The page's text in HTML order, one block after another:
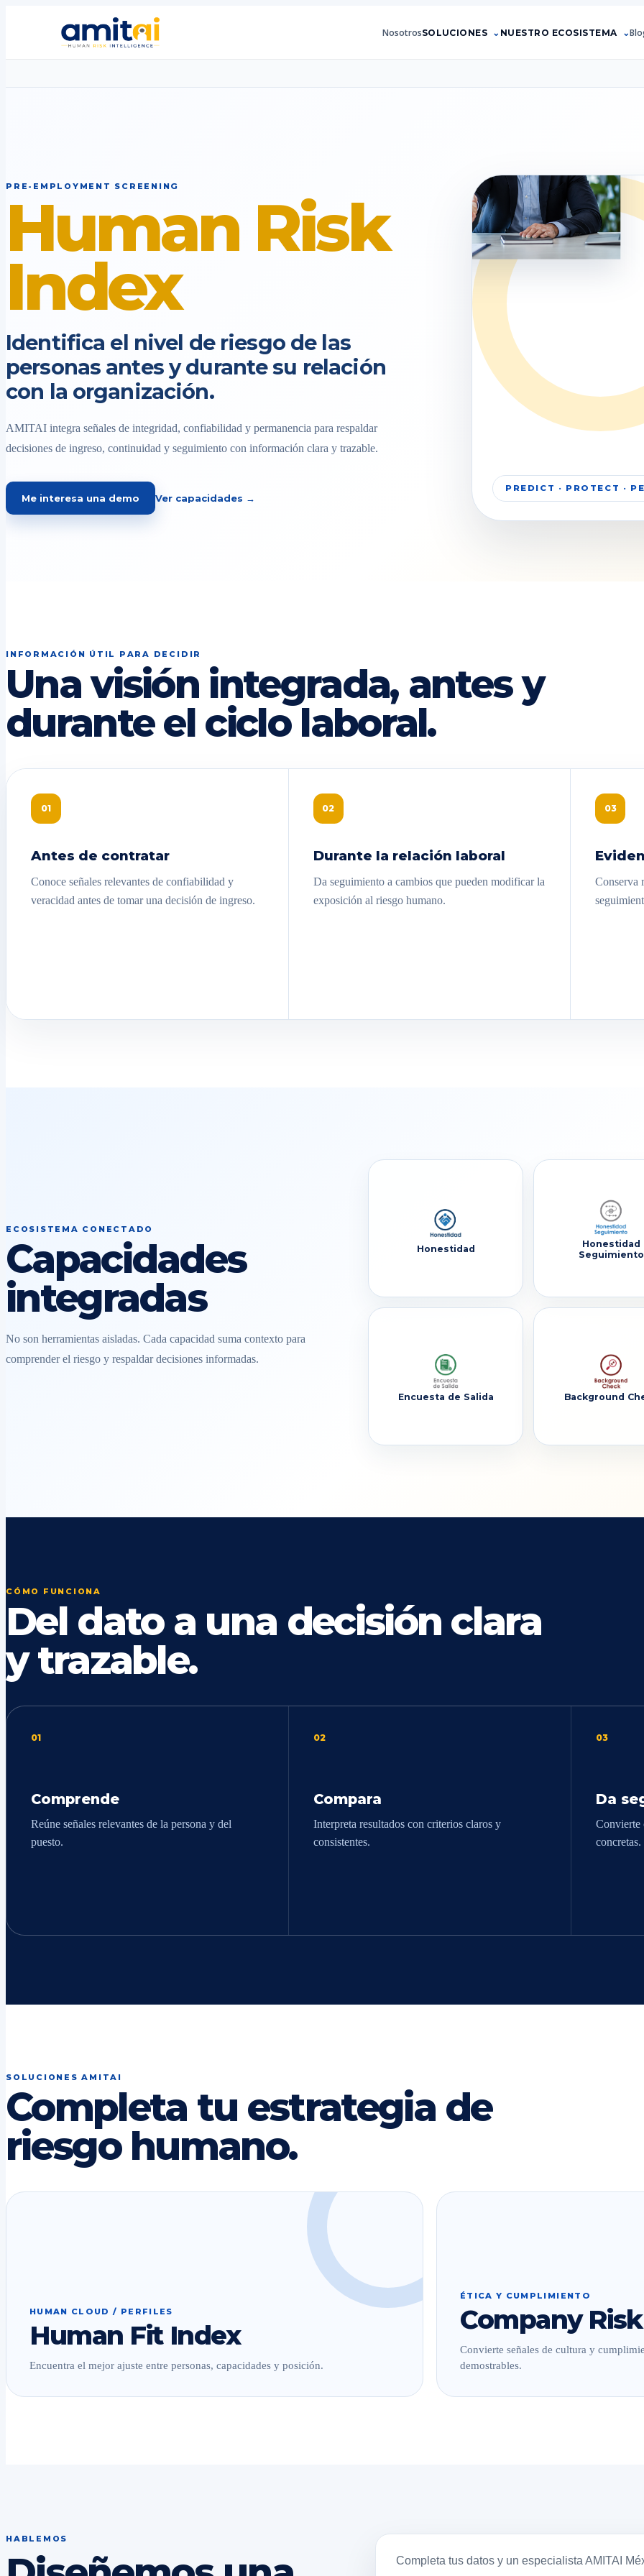
NosotrosSOLUCIONES NUESTRO ECOSISTEMA
PRE-EMPLOYMENT SCREENING
Human Risk
Index
Identifica el nivel de riesgo de las
personas antes y durante su relación
con la organización.
AMITAI integra señales de integridad, confiabilidad y permanencia para respaldar
decisiones de ingreso, continuidad y seguimiento con información clara y trazable.
Me interesa una demo Ver capacidades →
PREDICT · PROTECT ·
INFORMACIÓN ÚTIL PARA DECIDIR
Una visión integrada, antes y
durante el ciclo laboral.
01
Antes de contratar
Conoce señales relevantes de confiabilidad y
veracidad antes de tomar una decisión de ingreso.
02
Durante la relación laboral
Da seguimiento a cambios que pueden modificar la
exposición al riesgo humano.
03
Conserva
ECOSISTEMA CONECTADO
Capacidades
integradas
No son herramientas aisladas. Cada capacidad suma contexto para
comprender el riesgo y respaldar decisiones informadas.
Honestidad
Honestidad
Seguimiento
Encuesta de Salida Background
CÓMO FUNCIONA
Del dato a una decisión clara
y trazable.
01
Comprende
Reúne señales relevantes de la persona y del
puesto.
02
Compara
Interpreta resultados con criterios claros y
consistentes.
03
Da
Convierte
concretas.
SOLUCIONES AMITAI
Completa tu estrategia de
riesgo humano.
HUMAN CLOUD / PERFILES
Human Fit Index
Encuentra el mejor ajuste entre personas, capacidades y posición.
ÉTICA Y CUMPLIMIENTO
Company
Convierte señales de cultura y
demostrables.
HABLEMOS